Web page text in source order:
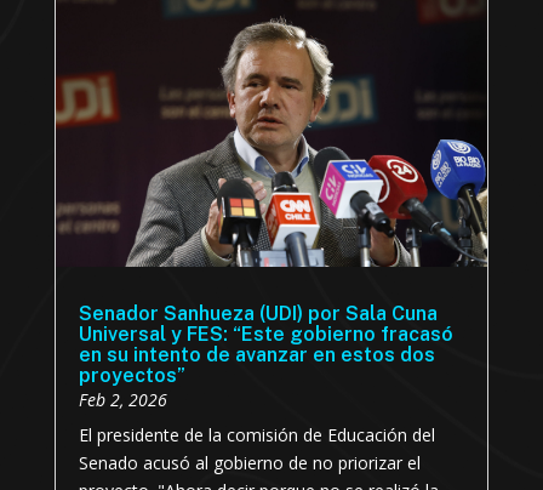
Senador Sanhueza (UDI) por Sala Cuna
Universal y FES: “Este gobierno fracasó
en su intento de avanzar en estos dos
proyectos”
Feb 2, 2026
El presidente de la comisión de Educación del
Senado acusó al gobierno de no priorizar el